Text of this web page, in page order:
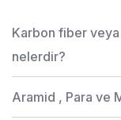
Karbon fiber
nelerdir?
Aramid , Para ve